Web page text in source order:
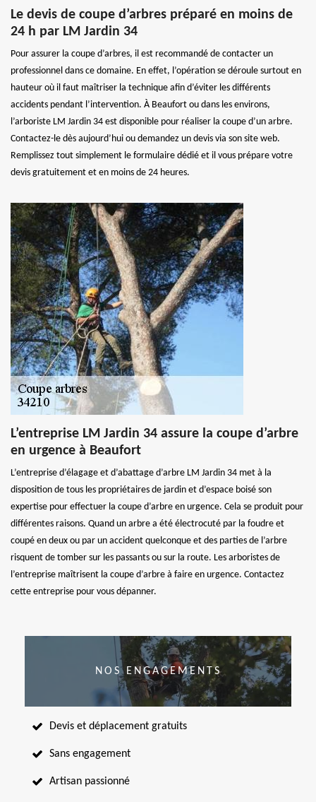
Le devis de coupe d’arbres préparé en moins de
24 h par LM Jardin 34
Pour assurer la coupe d’arbres, il est recommandé de contacter un
professionnel dans ce domaine. En effet, l’opération se déroule surtout en
hauteur où il faut maîtriser la technique afin d’éviter les différents
accidents pendant l’intervention. À Beaufort ou dans les environs,
l’arboriste LM Jardin 34 est disponible pour réaliser la coupe d’un arbre.
Contactez-le dès aujourd’hui ou demandez un devis via son site web.
Remplissez tout simplement le formulaire dédié et il vous prépare votre
devis gratuitement et en moins de 24 heures.
L’entreprise LM Jardin 34 assure la coupe d’arbre
en urgence à Beaufort
L’entreprise d’élagage et d’abattage d’arbre LM Jardin 34 met à la
disposition de tous les propriétaires de jardin et d’espace boisé son
expertise pour effectuer la coupe d’arbre en urgence. Cela se produit pour
différentes raisons. Quand un arbre a été électrocuté par la foudre et
coupé en deux ou par un accident quelconque et des parties de l’arbre
risquent de tomber sur les passants ou sur la route. Les arboristes de
l’entreprise maîtrisent la coupe d’arbre à faire en urgence. Contactez
cette entreprise pour vous dépanner.
NOS ENGAGEMENTS
Devis et déplacement gratuits
Sans engagement
Artisan passionné